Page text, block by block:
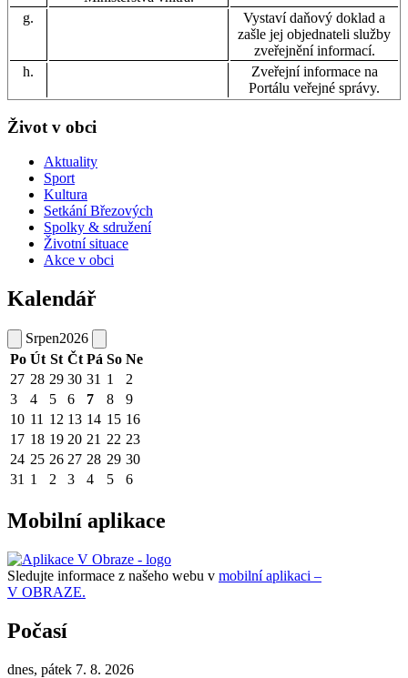
g.
Vystaví daňový doklad a
zašle jej objednateli služby
zveřejnění informací.
h.
Zveřejní informace na
Portálu veřejné správy.
Život v obci
Aktuality
Sport
Kultura
Setkání Březových
Spolky & sdružení
Životní situace
Akce v obci
Kalendář
Srpen2026
Po Út St Čt Pá So Ne
27 28 29 30 31 1
2
3
4 5 6 7 8
9
10 11 12 13 14 15 16
17 18 19 20 21 22 23
24 25 26 27 28 29 30
31 1 2 3 4 5 6
Mobilní aplikace
Sledujte informace z našeho webu v mobilní aplikaci –
V OBRAZE.
Počasí
dnes, pátek 7. 8. 2026